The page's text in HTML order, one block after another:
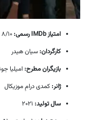
امتیاز IMDb رسمی:
کارگردان: سیان هیدر
بازیگران مطرح: امیلیا
ژانر: کمدی درامِ موزیکال
سال تولید: